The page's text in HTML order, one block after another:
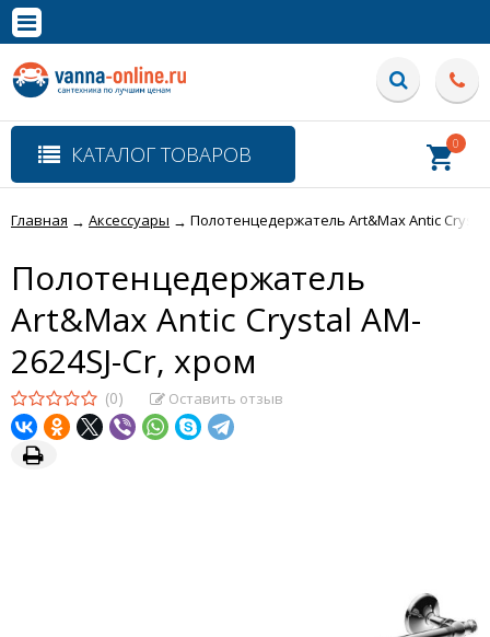
Полная версия сайта
КАТАЛОГ ТОВАРОВ 0
Главная → Аксессуары → Полотенцедержатель Art&Max Antic Crystal
Полотенцедержатель
Art&Max Antic Crystal AM-
2624SJ-Cr, хром
(0) Оставить отзыв